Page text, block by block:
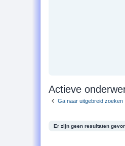
Actieve
Ga naar uitgebreid zoeken
Er zijn geen resultaten